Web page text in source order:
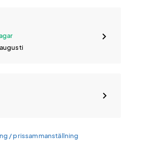
/ prissammanställning